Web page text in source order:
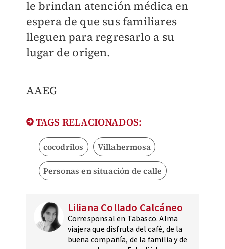
le brindan atención médica en
espera de que sus familiares
lleguen para regresarlo a su
lugar de origen.
AAEG
TAGS RELACIONADOS:
cocodrilos Villahermosa
Personas en situación de calle
Liliana Collado Calcáneo
Corresponsal en Tabasco. Alma
viajera que disfruta del café, de la
buena compañía, de la familia y de